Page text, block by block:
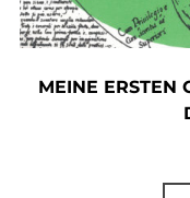
MEINE ERSTEN